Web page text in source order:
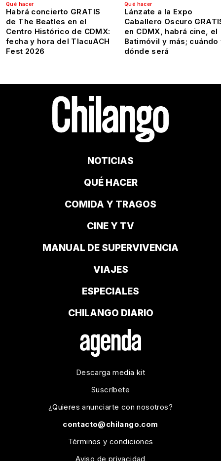
Qué hacer
Habrá concierto GRATIS
de The Beatles en el
Centro Histórico de CDMX:
fecha y hora del TlacuACH
Fest 2026
Qué hacer
Lánzate a la Expo
Caballero Oscuro
en CDMX, habrá cine, el
Batimóvil y más; cuándo
dónde será
NOTICIAS
QUÉ HACER
COMIDA Y TRAGOS
CINE Y TV
MANUAL DE SUPERVIVENCIA
VIAJES
ESPECIALES
CHILANGO DIARIO
Descarga media kit
Suscríbete
¿Quieres anunciarte con nosotros?
contacto@chilango.com
Términos y condiciones
Aviso de privacidad